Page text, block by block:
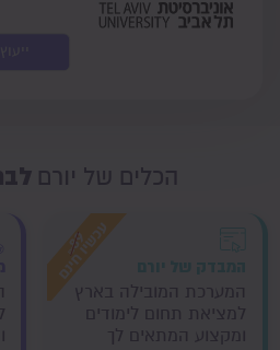
הכלים של יורם
המערכת המובילה בארץ
למציאת תחום לימודים
ומקצוע המתאים לך